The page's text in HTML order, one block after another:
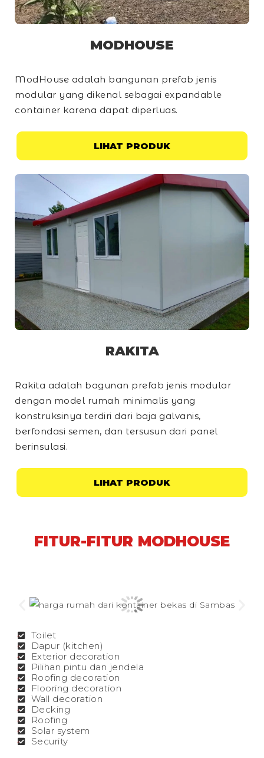
MODHOUSE
ModHouse adalah bangunan prefab jenis
modular yang dikenal sebagai expandable
container karena dapat diperluas.
LIHAT PRODUK
RAKITA
Rakita adalah bagunan prefab jenis modular
dengan model rumah minimalis yang
konstruksinya terdiri dari baja galvanis,
berfondasi semen, dan tersusun dari panel
berinsulasi.
LIHAT PRODUK
FITUR-FITUR MODHOUSE
Toilet
Dapur (kitchen)
Exterior decoration
Pilihan pintu dan jendela
Roofing decoration
Flooring decoration
Wall decoration
Decking
Roofing
Solar system
Security